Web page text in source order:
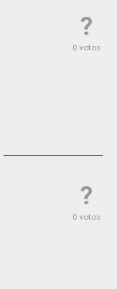
?
0 votos
?
0 votos